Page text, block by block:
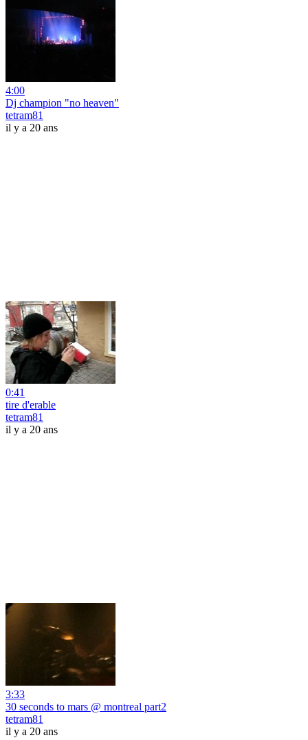
4:00
Dj champion "no heaven"
tetram81
il y a 20 ans
0:41
tire d'erable
tetram81
il y a 20 ans
3:33
30 seconds to mars @ montreal part2
tetram81
il y a 20 ans